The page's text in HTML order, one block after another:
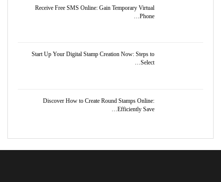
Receive Free SMS Online: Gain Temporary Virtual
Phone…
Start Up Your Digital Stamp Creation Now: Steps to
Select…
Discover How to Create Round Stamps Online:
Efficiently Save…